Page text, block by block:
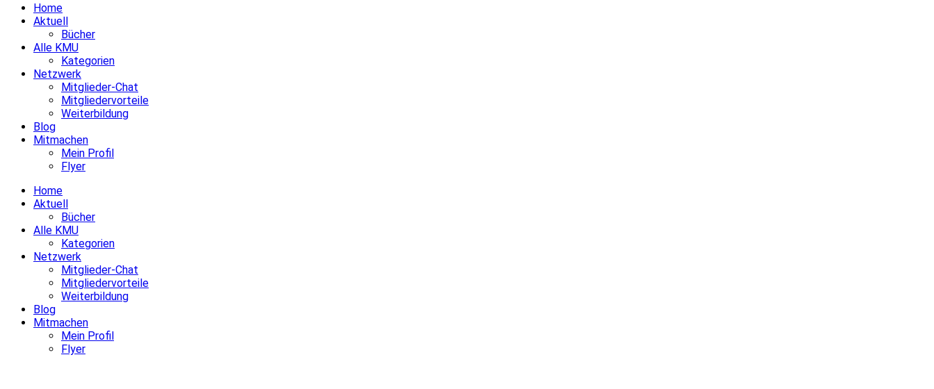
Home
Aktuell
Bücher
Alle KMU
Kategorien
Netzwerk
Mitglieder-Chat
Mitgliedervorteile
Weiterbildung
Blog
Mitmachen
Mein Profil
Flyer
Home
Aktuell
Bücher
Alle KMU
Kategorien
Netzwerk
Mitglieder-Chat
Mitgliedervorteile
Weiterbildung
Blog
Mitmachen
Mein Profil
Flyer